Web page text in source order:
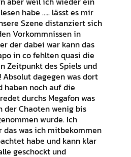
habe ….. lässt es mir
Szene distanziert sich
Vorkommnissen in
der dabei war kann das
in co fehlten quasi die
Zeitpunkt des Spiels und
Absolut dagegen was dort
haben noch auf die
durchs Megafon was
der Chaoten wenig bis
wurde. Ich
das was ich mitbekommen
habe und kann klar
geschockt und